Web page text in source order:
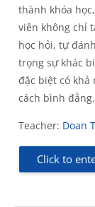
thành khóa
viên không chỉ
học hỏi, tự
trọng sự khác
đặc biệt có khả
cách bình đẳng.
Teacher: Doan
Click to